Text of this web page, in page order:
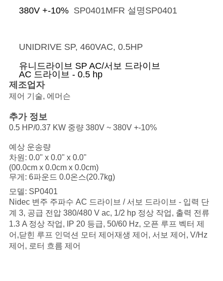
개
인
정
보
정
책
380V +-10% SP0401MFR 설명SP0401
UNIDRIVE SP, 460VAC, 0.5HP
유니드라이브 SP AC/서보 드라이브
AC 드라이브 - 0.5 hp
제조업자
제어 기술, 에머슨
추가 정보
0.5 HP/0.37 KW 중량 380V ~ 380V +-10%
예상 운송량
차원: 0.0" x 0.0" x 0.0"
(00.0cm x 0.0cm x 0.0cm)
무게: 6파운드 0.0온스(20.7kg)
모델: SP0401
Nidec 변주 주파수 AC 드라이브 / 서보 드라이브 - 입력 단
계 3, 공급 전압 380/480 V ac, 1/2 hp 정상 작업, 출력 전류
1.3 A 정상 작업, IP 20 등급, 50/60 Hz, 오픈 루프 벡터 제
어,닫힌 루프 인덕션 모터 제어재생 제어, 서보 제어, V/Hz
제어, 로터 흐름 제어